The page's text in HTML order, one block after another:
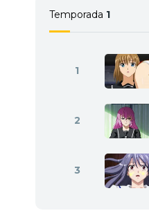
Temporada 1
1
2
3